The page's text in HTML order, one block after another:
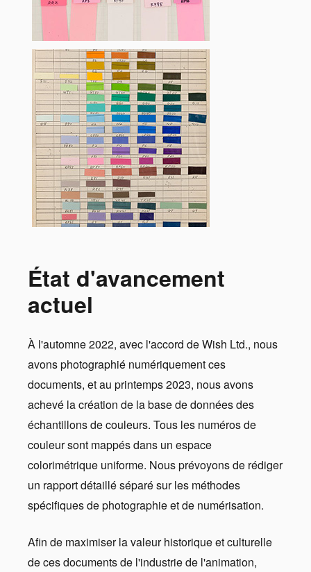
État d'avancement
actuel
À l'automne 2022, avec l'accord de Wish Ltd., nous
avons photographié numériquement ces
documents, et au printemps 2023, nous avons
achevé la création de la base de données des
échantillons de couleurs. Tous les numéros de
couleur sont mappés dans un espace
colorimétrique uniforme. Nous prévoyons de rédiger
un rapport détaillé séparé sur les méthodes
spécifiques de photographie et de numérisation.
Afin de maximiser la valeur historique et culturelle
de ces documents de l'industrie de l'animation,